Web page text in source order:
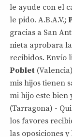
le ayude con el
le pido. A.B.A.V.;
gracias a San
nieta aprobara
recibidos. Envío
Poblet
mis hijos tienen
mi hijo este bien
(Tarragona) -
los favores
las oposiciones